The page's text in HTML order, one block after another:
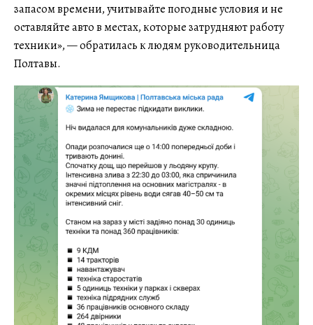
запасом времени, учитывайте погодные условия и не
оставляйте авто в местах, которые затрудняют работу
техники», — обратилась к людям руководительница
Полтавы.